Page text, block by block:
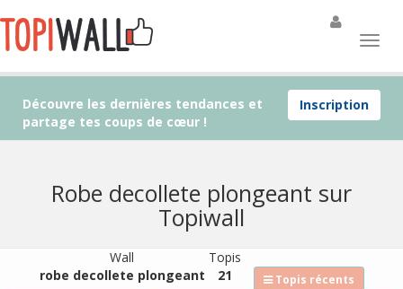
Inscription
Découvre les dernières tendances et
partage tes coups de cœur !
Robe decollete plongeant sur
Topiwall
Wall
robe decollete plongeant
Topis
21
Topis récents